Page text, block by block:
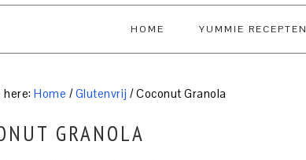
HOME YUMMIE RECEPTEN
here: Home / Glutenvrij /Coconut Granola
GRANOLA